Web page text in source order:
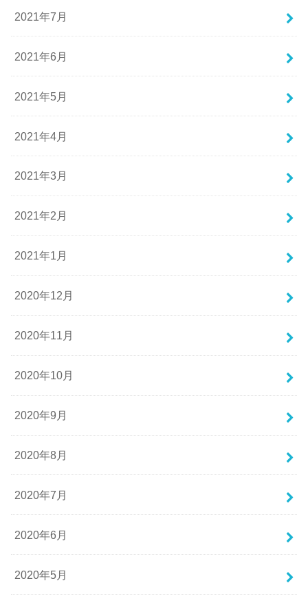
2021年7月
2021年6月
2021年5月
2021年4月
2021年3月
2021年2月
2021年1月
2020年12月
2020年11月
2020年10月
2020年9月
2020年8月
2020年7月
2020年6月
2020年5月